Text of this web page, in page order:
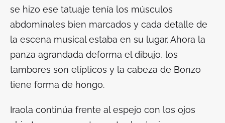
se hizo ese tatuaje tenía los músculos
abdominales bien marcados y cada detalle de
la escena musical estaba en su lugar. Ahora la
panza agrandada deforma el dibujo, los
tambores son elípticos y la cabeza de Bonzo
tiene forma de hongo.
Iraola continúa frente al espejo con los ojos